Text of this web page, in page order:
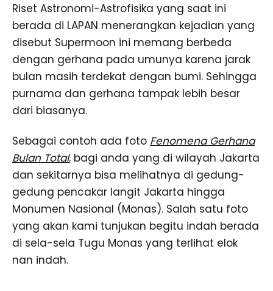
Riset Astronomi-Astrofisika yang saat ini
berada di LAPAN menerangkan kejadian yang
disebut Supermoon ini memang berbeda
dengan gerhana pada umunya karena jarak
bulan masih terdekat dengan bumi. Sehingga
purnama dan gerhana tampak lebih besar
dari biasanya.
Sebagai contoh ada foto Fenomena Gerhana
Bulan Total, bagi anda yang di wilayah Jakarta
dan sekitarnya bisa melihatnya di gedung-
gedung pencakar langit Jakarta hingga
Monumen Nasional (Monas). Salah satu foto
yang akan kami tunjukan begitu indah berada
di sela-sela Tugu Monas yang terlihat elok
nan indah.